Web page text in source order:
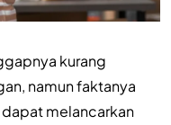
kurang
namun faktanya
melancarkan